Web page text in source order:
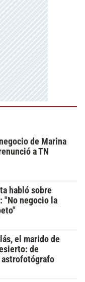
de Marina
a TN
habló sobre
"No negocio la
el marido de
de
astrofotógrafo